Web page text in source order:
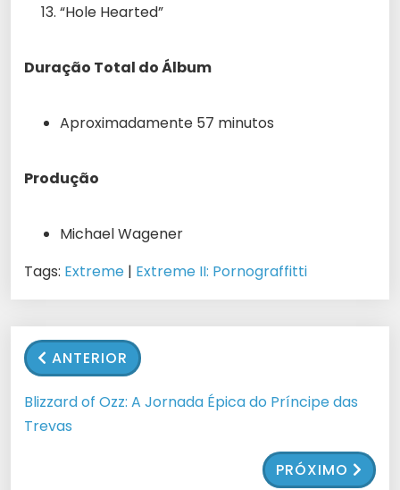
“Hole Hearted”
Duração Total do Álbum
Aproximadamente 57 minutos
Produção
Michael Wagener
Tags: Extreme | Extreme II: Pornograffitti
ANTERIOR
Blizzard of Ozz: A Jornada Épica do Príncipe das
Trevas
PRÓXIMO